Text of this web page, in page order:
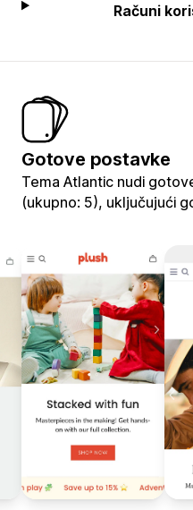
Računi
Gotove postavke
Tema Atlantic nudi
(ukupno: 5), uključujući